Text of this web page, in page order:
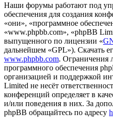
Наши форумы работают под
обеспечения для создания
«они», «программное
«www.phpbb.com», «phpBB
выпущенного по лицензии «
дальнейшем «GPL»). Скачать
www.phpbb.com. Ограничения
программного обеспечения
организацией и поддержкой
Limited не несёт
конференций определяет в
и/или поведения в них. За
phpBB обращайтесь по адресу